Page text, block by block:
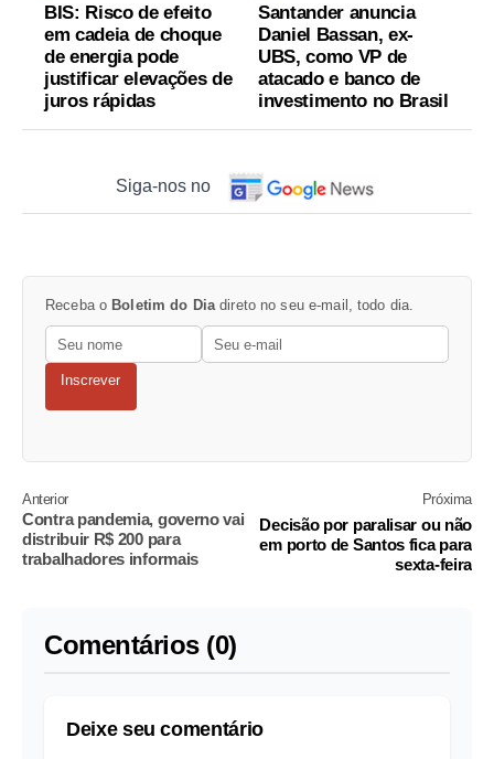
BIS: Risco de efeito
em cadeia de choque
de energia pode
justificar elevações de
juros rápidas
Santander anuncia
Daniel Bassan, ex-
UBS, como VP de
atacado e banco de
investimento no Brasil
Siga-nos no
Receba o Boletim do Dia direto no seu e-mail, todo dia.
Inscrever
Anterior
Contra pandemia, governo vai
distribuir R$ 200 para
trabalhadores informais
Próxima
Decisão por paralisar ou não
em porto de Santos fica para
sexta-feira
Comentários (0)
Deixe seu comentário